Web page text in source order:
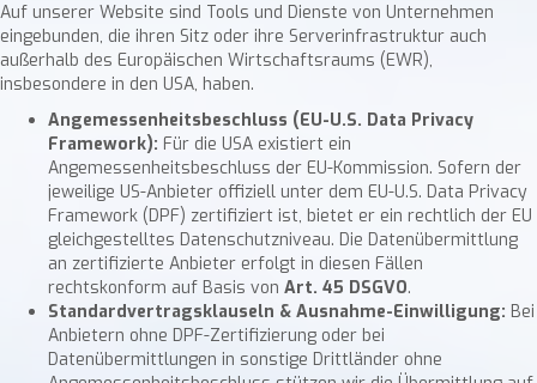
Auf unserer Website sind Tools und Dienste von Unternehmen
eingebunden, die ihren Sitz oder ihre Serverinfrastruktur auch
außerhalb des Europäischen Wirtschaftsraums (EWR),
insbesondere in den USA, haben.
Angemessenheitsbeschluss (EU-U.S. Data Privacy
Framework): Für die USA existiert ein
Angemessenheitsbeschluss der EU-Kommission. Sofern der
jeweilige US-Anbieter offiziell unter dem EU-U.S. Data Privacy
Framework (DPF) zertifiziert ist, bietet er ein rechtlich der EU
gleichgestelltes Datenschutzniveau. Die Datenübermittlung
an zertifizierte Anbieter erfolgt in diesen Fällen
rechtskonform auf Basis von Art. 45 DSGVO.
Standardvertragsklauseln & Ausnahme-Einwilligung: Bei
Anbietern ohne DPF-Zertifizierung oder bei
Datenübermittlungen in sonstige Drittländer ohne